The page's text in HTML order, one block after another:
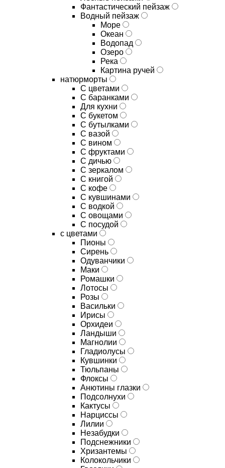
Фантастический пейзаж
Водный пейзаж
Море
Океан
Водопад
Озеро
Река
Картина ручей
натюрморты
С цветами
С баранками
Для кухни
C букетом
C бутылками
C вазой
C вином
C фруктами
C дичью
C зеркалом
C книгой
C кофе
C кувшинами
C водкой
C овощами
C посудой
с цветами
Пионы
Сирень
Одуванчики
Маки
Ромашки
Лотосы
Розы
Васильки
Ирисы
Орхидеи
Ландыши
Магнолии
Гладиолусы
Кувшинки
Тюльпаны
Флоксы
Анютины глазки
Подсолнухи
Кактусы
Нарциссы
Лилии
Незабудки
Подснежники
Хризантемы
Колокольчики